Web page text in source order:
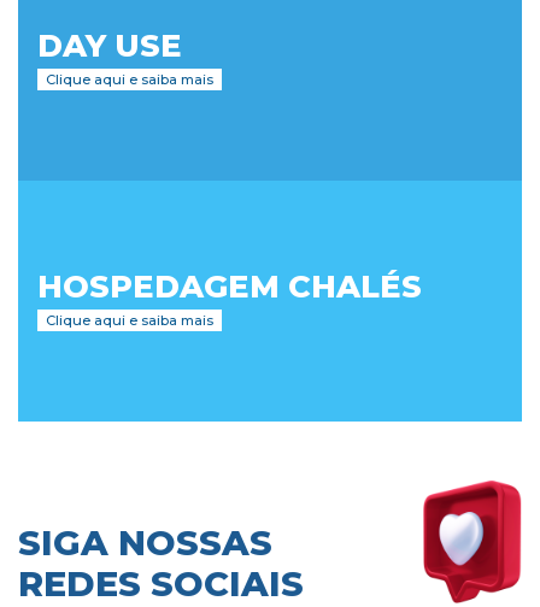
DAY USE
Clique aqui e saiba mais
HOSPEDAGEM CHALÉS
Clique aqui e saiba mais
SIGA NOSSAS
REDES SOCIAIS